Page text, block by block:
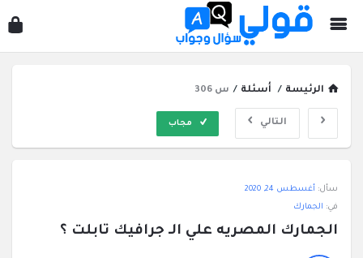
الرئيسة / أسئلة / س 306
التالي مجاب
سؤال
وجواب
سأل: أغسطس 24, 2020
في: الجمارك
الجمارك المصريه علي الـ جرافيك تابلت ؟